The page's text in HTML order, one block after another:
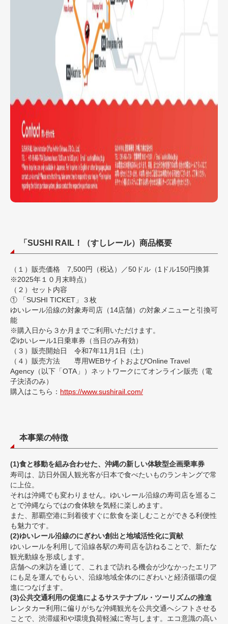
「SUSHI RAIL！（すしレール）商品概要
（１）販売価格 7,500円（税込）／50ドル（1ドル150円換算
※2025年１０月末時点）
（２）セット内容
① 「SUSHI TICKET」３枚
ゆいレール沿線の対象寿司店（14店舗）の対象メニューと引換可
能
※購入日から３か月までご利用いただけます。
②ゆいレール1日乗車券（当日のみ有効）
（３）販売開始日 令和7年11月1日（土）
（４）販売方法 専用WEBサイトおよびOnline Travel
Agency（以下「OTA」）ネットワークにてオンライン販売（電
子決済のみ）
購入はこちら： https://www.sushirail.com/
本事業の特徴
(1)食と移動を組み合わせた、沖縄の新しい体験型企画乗車券
寿司は、訪日外国人観光客が日本で食べたいものランキングで常
に上位。
それは沖縄でも変わりません。ゆいレール沿線の寿司店を巡るこ
とで沖縄ならではの食体験を気軽に楽しめます。
また、那覇空港に到着後すぐに飲食を楽しむことができる利便性
も魅力です。
(2)ゆいレール沿線のにぎわい創出と地域活性化に貢献
ゆいレールを利用して沿線各駅の寿司店を訪ねることで、新たな
観光動線を形成します。
店舗への来訪を通じて、これまで訪れる機会が少なかったエリア
にも足を運んでもらい、沿線地域全体のにぎわいと経済循環の促
進につなげます。
(3)公共交通利用の促進によるサステナブル・ツーリズムの推進
レンタカー利用に偏りがちな沖縄観光を公共交通へシフトさせる
ことで、渋滞緩和や環境負荷軽減に寄与します。エコ意識の高い